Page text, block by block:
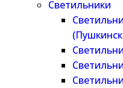
Светильники